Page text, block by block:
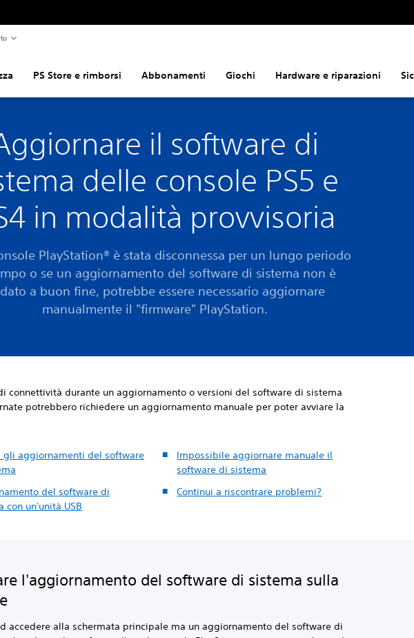
PS Store e rimborsi Abbonamenti Giochi Hardware e riparazioni
il software di
delle console PS5 e
in modalità provvisoria
PlayStation® è stata disconnessa per un lungo periodo
o se un aggiornamento del software di sistema non è
a buon fine, potrebbe essere necessario aggiornare
manualmente il "firmware" PlayStation.
connettività durante un aggiornamento o versioni del software di sistema
potrebbero richiedere un aggiornamento manuale per poter avviare la
gli aggiornamenti del software
del software di
con un'unità USB
Impossibile aggiornare manuale il
software di sistema
Continui a riscontrare problemi?
l'aggiornamento del software di sistema sulla
accedere alla schermata principale ma un aggiornamento del software di